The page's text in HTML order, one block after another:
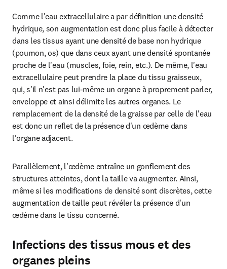
Comme l'eau extracellulaire a par définition une densité
hydrique, son augmentation est donc plus facile à détecter
dans les tissus ayant une densité de base non hydrique
(poumon, os) que dans ceux ayant une densité spontanée
proche de l'eau (muscles, foie, rein, etc.). De même, l'eau
extracellulaire peut prendre la place du tissu graisseux,
qui, s'il n'est pas lui-même un organe à proprement parler,
enveloppe et ainsi délimite les autres organes. Le
remplacement de la densité de la graisse par celle de l'eau
est donc un reflet de la présence d'un œdème dans
l'organe adjacent.
Parallèlement, l'œdème entraîne un gonflement des
structures atteintes, dont la taille va augmenter. Ainsi,
même si les modifications de densité sont discrètes, cette
augmentation de taille peut révéler la présence d'un
œdème dans le tissu concerné.
Infections des tissus mous et des
organes pleins